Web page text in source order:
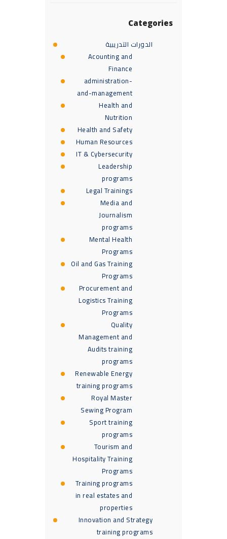
Categories
الدورات التدريبية
Acounting and
Finance
administration-
and-management
Health and
Nutrition
Health and Safety
Human Resources
IT & Cybersecurity
Leadership
programs
Legal Trainings
Media and
Journalism
programs
Mental Health
Programs
Oil and Gas Training
Programs
Procurement and
Logistics Training
Programs
Quality
Management and
Audits training
programs
Renewable Energy
training programs
Royal Master
Sewing Program
Sport training
programs
Tourism and
Hospitality Training
Programs
Training programs
in real estates and
properties
Innovation and Strategy
training programs